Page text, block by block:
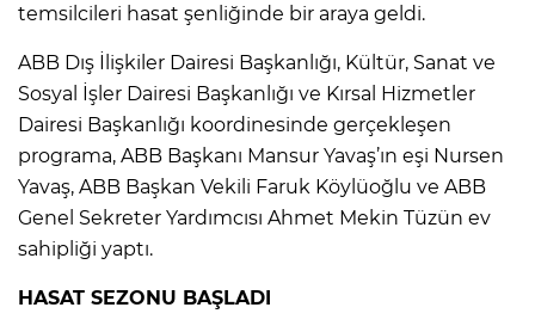
temsilcileri hasat şenliğinde bir araya geldi.
ABB Dış İlişkiler Dairesi Başkanlığı, Kültür, Sanat ve
Sosyal İşler Dairesi Başkanlığı ve Kırsal Hizmetler
Dairesi Başkanlığı koordinesinde gerçekleşen
programa, ABB Başkanı Mansur Yavaş’ın eşi Nursen
Yavaş, ABB Başkan Vekili Faruk Köylüoğlu ve ABB
Genel Sekreter Yardımcısı Ahmet Mekin Tüzün ev
sahipliği yaptı.
HASAT SEZONU BAŞLADI